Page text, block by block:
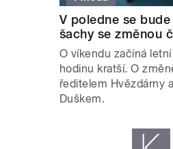
V poledne se
šachy se změnou
O víkendu začíná
hodinu kratší. O
ředitelem Hvězdárny
Duškem.